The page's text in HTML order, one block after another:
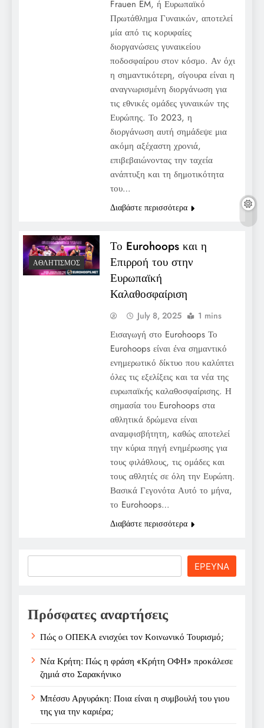
Frauen EM, ή Ευρωπαϊκό
Πρωτάθλημα Γυναικών, αποτελεί
μία από τις κορυφαίες
διοργανώσεις γυναικείου
ποδοσφαίρου στον κόσμο. Αν όχι
η σημαντικότερη, σίγουρα είναι η
αναγνωρισμένη διοργάνωση για
τις εθνικές ομάδες γυναικών της
Ευρώπης. Το 2023, η
διοργάνωση αυτή σημάδεψε μια
ακόμη αξέχαστη χρονιά,
επιβεβαιώνοντας την ταχεία
ανάπτυξη και τη δημοτικότητα
του…
Διαβάστε περισσότερα
ΑΘΛΗΤΙΣΜΌΣ
Το Eurohoops και η
Επιρροή του στην
Ευρωπαϊκή
Καλαθοσφαίριση
July 8, 2025 1 mins
Εισαγωγή στο Eurohoops Το
Eurohoops είναι ένα σημαντικό
ενημερωτικό δίκτυο που καλύπτει
όλες τις εξελίξεις και τα νέα της
ευρωπαϊκής καλαθοσφαίρισης. Η
σημασία του Eurohoops στα
αθλητικά δρώμενα είναι
αναμφισβήτητη, καθώς αποτελεί
την κύρια πηγή ενημέρωσης για
τους φιλάθλους, τις ομάδες και
τους αθλητές σε όλη την Ευρώπη.
Βασικά Γεγονότα Αυτό το μήνα,
το Eurohoops…
Διαβάστε περισσότερα
ΕΡΕΥΝΑ
Πρόσφατες αναρτήσεις
Πώς ο ΟΠΕΚΑ ενισχύει τον Κοινωνικό Τουρισμό;
Νέα Κρήτη: Πώς η φράση «Κρήτη ΟΦΗ» προκάλεσε
ζημιά στο Σαρακήνικο
Μπέσσυ Αργυράκη: Ποια είναι η συμβουλή του γιου
της για την καριέρα;